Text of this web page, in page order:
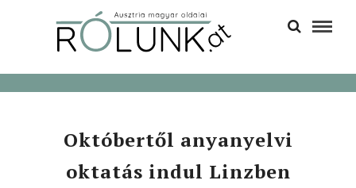
Októbertől anyanyelvi
oktatás indul Linzben